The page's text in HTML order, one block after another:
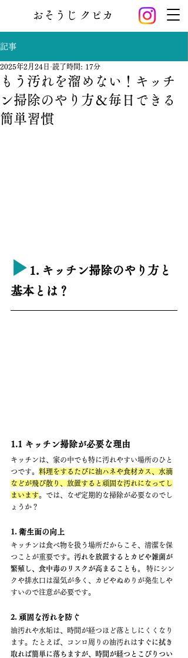
おそうじ クピカ
記事
もう汚れを溜めない！キッチ
ン掃除のやり方＆毎日できる
簡単習慣
2025年2月24日 読了時間: 17分
▶︎ 1. キッチン掃除のやり方と
基本とは？
1.1 キッチン掃除が必要な理由
キッチンは、家の中でも特に汚れやすい場所のひと
つです。 料理をするたびに油ハネや食材カス、水滴
などが飛び散り、放置すると頑固な汚れになってし
まいます。では、なぜ定期的な掃除が必要なのでし
ょうか？
1. 衛生面の向上
キッチンは食べ物を扱う場所だからこそ、清潔を保
つことが重要です。 汚れを放置するとカビや雑菌が
繁殖し、食中毒のリスクが高まることも。
特にシン
クや排水口は湿気が多く、カビやぬめりが発生しや
すいので注意が必要です。
2. 頑固な汚れを防ぐ
油汚れや水垢は、時間が経つほど落としにくくなり
ます。たとえば、コンロ周りの油汚れはすぐに拭き
取れば簡単に落ちますが、時間が経つとこびりつい